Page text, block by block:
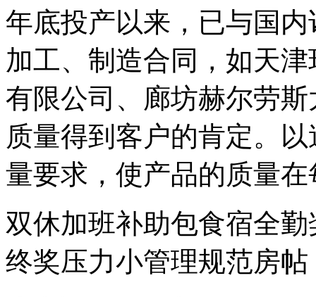
年底投产以来，已与国
加工、制造合同，如天
有限公司、廊坊赫尔劳
质量得到客户的肯定。
量要求，使产品的质量
双休加班补助包食宿全勤
终奖压力小管理规范房帖